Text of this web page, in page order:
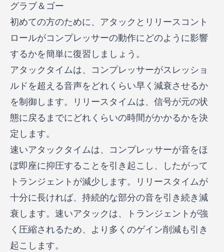
グラブ＆ゴー
初めての方のために、アタックとリリースコント
ロールがコンプレッサーの動作にどのように影響
するかを簡単に復習しましょう。
アタックタイムは、コンプレッサーがスレッショ
ルドを超える音声をどれくらい早く減衰させるか
を制御します。リリースタイムは、信号が元の状
態に戻るまでにどれくらいの時間がかかるかを決
定します。
速いアタックタイムは、コンプレッサーが音をほ
ぼ即座に抑圧することを引き起こし、したがって
トランジェントが減少します。リリースタイムが
十分に長ければ、持続的な部分の音を引き続き減
衰します。速いアタックは、トランジェントが強
く圧縮されるため、より多くのゲイン削減も引き
起こします。